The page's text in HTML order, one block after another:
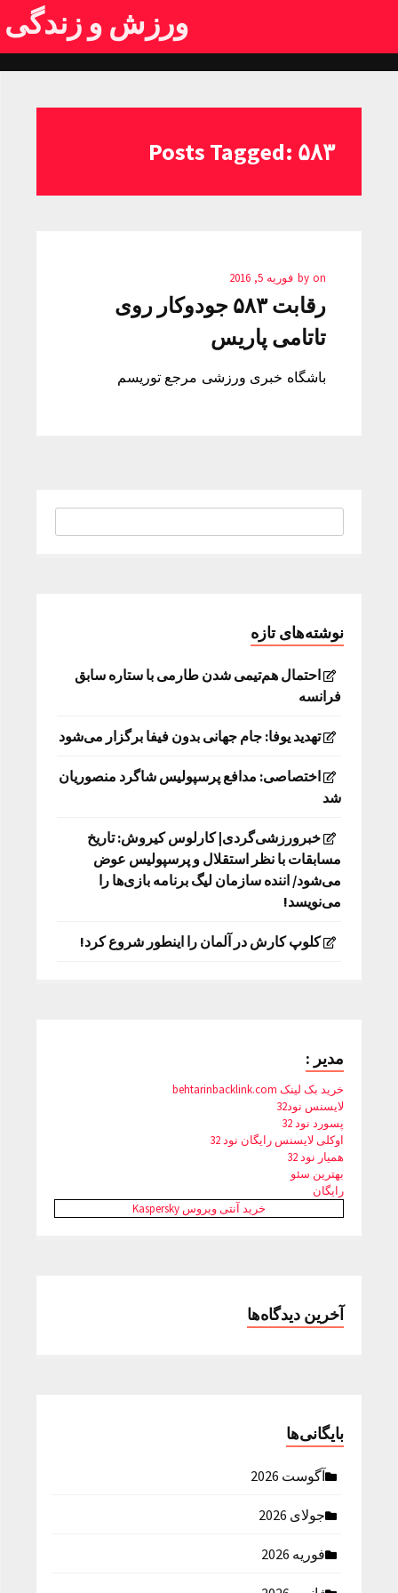
ورزش و زندگی
Posts Tagged: ۵۸۳
by on فوریه 5, 2016
رقابت ۵۸۳ جودوکار روی
تاتامی پاریس
باشگاه خبری ورزشی مرجع توریسم
نوشته‌های تازه
احتمال هم‌تیمی شدن طارمی با ستاره سابق
فرانسه
تهدید یوفا: جام جهانی بدون فیفا برگزار می‌شود
اختصاصی: مدافع پرسپولیس شاگرد منصوریان
شد
خبرورزشی‌گردی| کارلوس کیروش: تاریخ
مسابقات با نظر استقلال و پرسپولیس عوض
می‌شود/ اننده سازمان لیگ برنامه بازی‌ها را
می‌نویسد!
کلوپ کارش در آلمان را اینطور شروع کرد!
مدیر :
خرید بک لینک behtarinbacklink.com
لایسنس نود32
پسورد نود 32
اوکلی لایسنس رایگان نود 32
همیار نود 32
بهترین سئو
رایگان
خرید آنتی ویروس Kaspersky
آخرین دیدگاه‌ها
بایگانی‌ها
آگوست 2026
جولای 2026
فوریه 2026